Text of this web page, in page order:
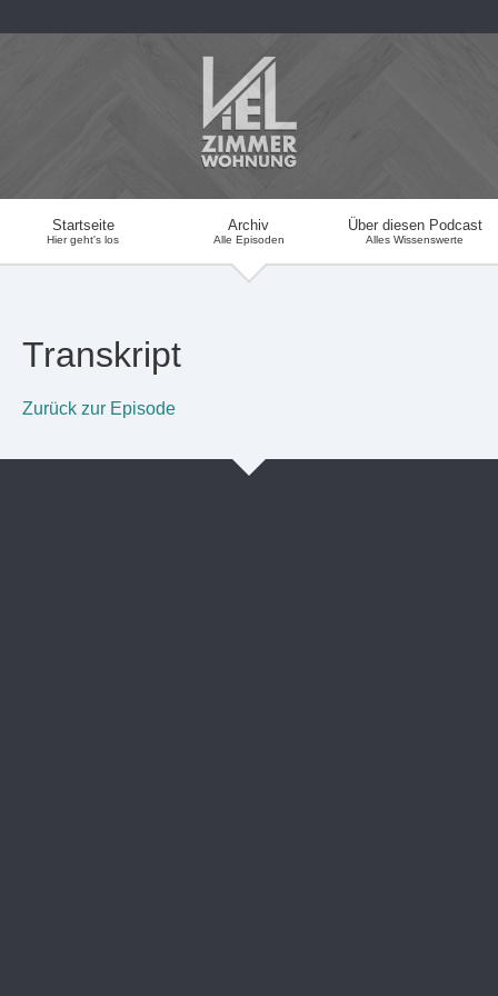
Startseite
Hier geht's los
Archiv
Alle Episoden
Über diesen Podcast
Alles Wissenswerte
Transkript
Zurück zur Episode